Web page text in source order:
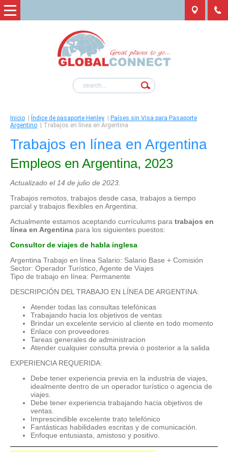
Inicio Índice de pasaporte Henley
Países sin Visa para Pasaporte
Argentino
Trabajos en línea en Argentina
Trabajos en línea en Argentina
Empleos en Argentina, 2023
Actualizado el 14 de julio de 2023.
Trabajos remotos, trabajos desde casa, trabajos a tiempo
parcial y trabajos flexibles en Argentina.
Actualmente estamos aceptando currículums para trabajos en
línea en Argentina para los siguientes puestos:
Consultor de viajes de habla inglesa
Argentina Trabajo en línea Salario: Salario Base + Comisión
Sector: Operador Turístico, Agente de Viajes
Tipo de trabajo en línea: Permanente
DESCRIPCIÓN DEL TRABAJO EN LÍNEA DE ARGENTINA:
Atender todas las consultas telefónicas
Trabajando hacia los objetivos de ventas
Brindar un excelente servicio al cliente en todo momento
Enlace con proveedores
Tareas generales de administracion
Atender cualquier consulta previa o posterior a la salida
EXPERIENCIA REQUERIDA:
Debe tener experiencia previa en la industria de viajes,
idealmente dentro de un operador turístico o agencia de
viajes.
Debe tener experiencia trabajando hacia objetivos de
ventas.
Imprescindible excelente trato telefónico
Fantásticas habilidades escritas y de comunicación.
Enfoque entusiasta, amistoso y positivo.